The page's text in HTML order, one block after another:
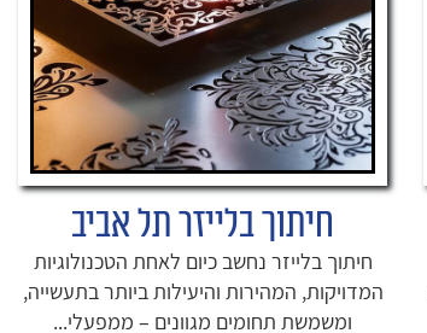
חיתוך בלייזר תל אביב
חיתוך בלייזר נחשב כיום לאחת הטכנולוגיות
המדויקות, המהירות והיעילות ביותר בתעשייה,
ומשמשת תחומים מגוונים – ממפעלי...